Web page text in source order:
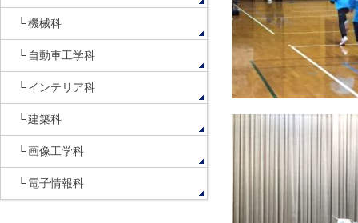
機械科
自動車工学科
インテリア科
建築科
画像工学科
電子情報科